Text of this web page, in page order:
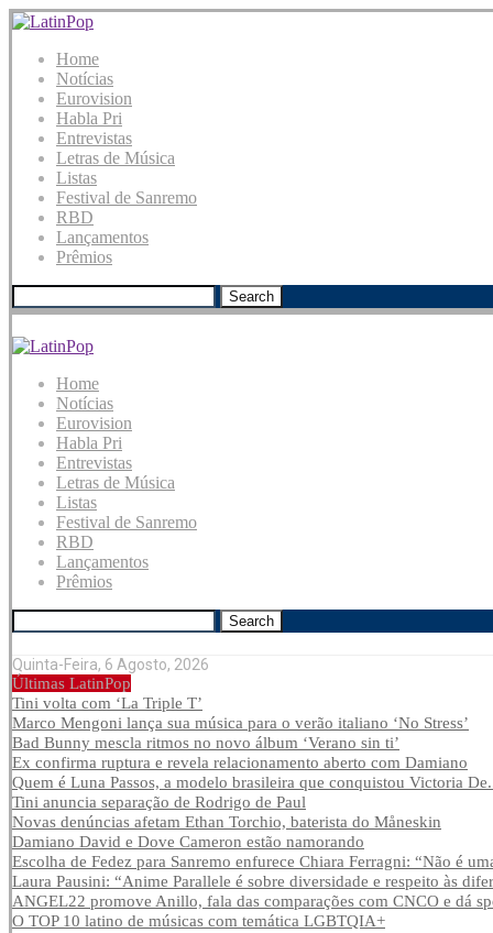
Home
Notícias
Eurovision
Habla Pri
Entrevistas
Letras de Música
Listas
Festival de Sanremo
RBD
Lançamentos
Prêmios
Search
Home
Notícias
Eurovision
Habla Pri
Entrevistas
Letras de Música
Listas
Festival de Sanremo
RBD
Lançamentos
Prêmios
Search
Quinta-Feira, 6 Agosto, 2026
Últimas LatinPop
Tini volta com ‘La Triple T’
Marco Mengoni lança sua música para o verão italiano ‘No Stress’
Bad Bunny mescla ritmos no novo álbum ‘Verano sin ti’
Ex confirma ruptura e revela relacionamento aberto com Damiano
Quem é Luna Passos, a modelo brasileira que conquistou Victoria
Tini anuncia separação de Rodrigo de Paul
Novas denúncias afetam Ethan Torchio, baterista do Måneskin
Damiano David e Dove Cameron estão namorando
Escolha de Fedez para Sanremo enfurece Chiara Ferragni: “Não é
Laura Pausini: “Anime Parallele é sobre diversidade e respeito às
ANGEL22 promove Anillo, fala das comparações com CNCO e dá
O TOP 10 latino de músicas com temática LGBTQIA+